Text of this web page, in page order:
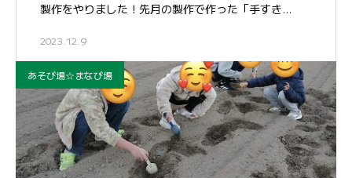
製作をやりました！先月の製作で作った「手すき…
2023.12.9
あそび場☆まなび場